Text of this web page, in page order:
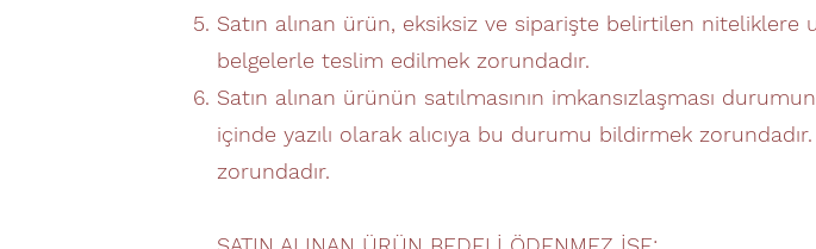
Satın alınan ürün, eksiksiz ve siparişte belirtilen niteliklere
belgelerle teslim edilmek zorundadır.
Satın alınan ürünün satılmasının imkansızlaşması
içinde yazılı olarak alıcıya bu durumu bildirmek
zorundadır.